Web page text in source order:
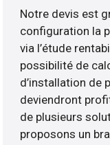
Notre devis est
configuration la
via l’étude
possibilité de
d’installation de
deviendront
de plusieurs
proposons un